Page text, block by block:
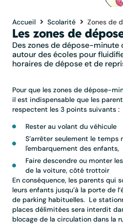
Accueil Scolarité Zones de
Les zones de
Des zones de dépose-minute
autour des écoles pour
horaires de dépose et de
Pour que les zones de dépose-
il est indispensable que les
respectent les 3 points suivants :
Rester au volant du véhicule
S’arrêter seulement le temps
l'embarquement des enfants,
Faire descendre ou monter
de la voiture, côté trottoir
En conséquence, les parents qui
leurs enfants jusqu’à la porte de
de parking habituelles. Le
places délimitées sera interdit
blocage de la circulation dans la